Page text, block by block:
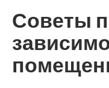
Советы